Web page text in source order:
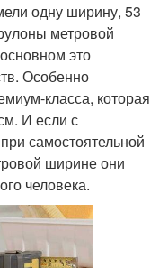
одну ширину, 53
метровой
это
Особенно
класса, которая
И если с
самостоятельной
ширине они
человека.